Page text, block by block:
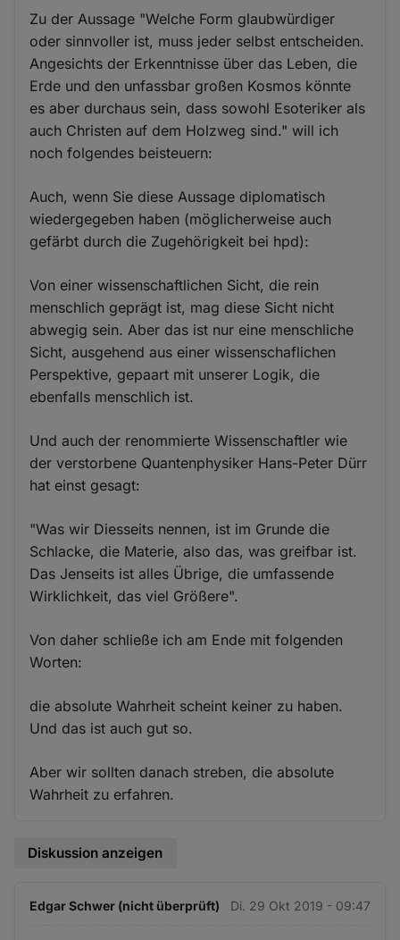
Zu der Aussage "Welche Form glaubwürdiger
oder sinnvoller ist, muss jeder selbst entscheiden.
Angesichts der Erkenntnisse über das Leben, die
Erde und den unfassbar großen Kosmos könnte
es aber durchaus sein, dass sowohl Esoteriker als
auch Christen auf dem Holzweg sind." will ich
noch folgendes beisteuern:
Auch, wenn Sie diese Aussage diplomatisch
wiedergegeben haben (möglicherweise auch
gefärbt durch die Zugehörigkeit bei hpd):
Von einer wissenschaftlichen Sicht, die rein
menschlich geprägt ist, mag diese Sicht nicht
abwegig sein. Aber das ist nur eine menschliche
Sicht, ausgehend aus einer wissenschaflichen
Perspektive, gepaart mit unserer Logik, die
ebenfalls menschlich ist.
Und auch der renommierte Wissenschaftler wie
der verstorbene Quantenphysiker Hans-Peter Dürr
hat einst gesagt:
"Was wir Diesseits nennen, ist im Grunde die
Schlacke, die Materie, also das, was greifbar ist.
Das Jenseits ist alles Übrige, die umfassende
Wirklichkeit, das viel Größere".
Von daher schließe ich am Ende mit folgenden
Worten:
die absolute Wahrheit scheint keiner zu haben.
Und das ist auch gut so.
Aber wir sollten danach streben, die absolute
Wahrheit zu erfahren.
Diskussion anzeigen
Edgar Schwer (nicht überprüft) Di. 29 Okt 2019 - 09:47